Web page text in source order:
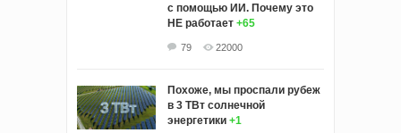
с помощью ИИ. Почему это
НЕ работает +65
79 22000
Похоже, мы проспали рубеж
в 3 ТВт солнечной
энергетики +1